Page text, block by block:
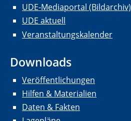
UDE-Mediaportal (Bildarchiv)
UDE aktuell
Veranstaltungskalender
Downloads
Veröffentlichungen
Hilfen & Materialien
Daten & Fakten